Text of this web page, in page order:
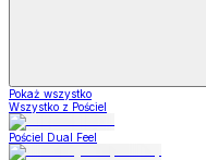
Pokaż wszystko
Wszystko z Pościel
Pościel Dual Feel